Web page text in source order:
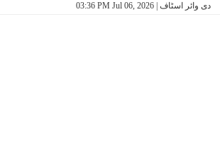
03:36 PM Jul 06, 2026 | دی وائر اسٹاف